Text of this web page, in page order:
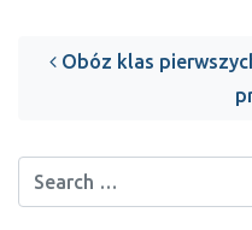
Obóz klas